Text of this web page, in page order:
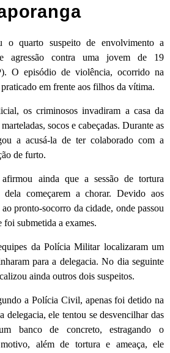
o quarto suspeito de envolvimento a
agressão contra uma jovem de 19
O episódio de violência, ocorrido na
em frente aos filhos da vítima.
os criminosos invadiram a casa da
socos e cabeçadas. Durante as
a acusá-la de ter colaborado com a
de furto.
ainda que a sessão de tortura
começarem a chorar. Devido aos
pronto-socorro da cidade, onde passou
submetida a exames.
da Polícia Militar localizaram um
para a delegacia. No dia seguinte
ainda outros dois suspeitos.
a Polícia Civil, apenas foi detido na
delegacia, ele tentou se desvencilhar das
banco de concreto, estragando o
além de tortura e ameaça, ele